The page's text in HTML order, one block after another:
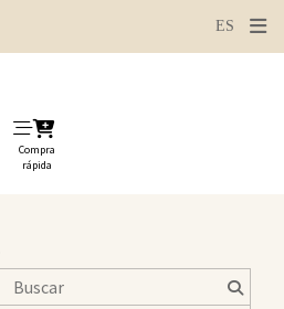
Compra
rápida